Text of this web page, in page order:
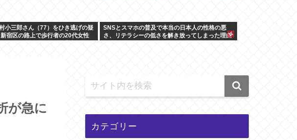
小三郎さん（77）をひき逃げの疑
宿区の路上で歩行者の20代女性
SNSとスマホの普及で本当の日本人の性格の悪
さ、リテラシーの低さを解き放ってしまった理由
が急に
カテゴリー